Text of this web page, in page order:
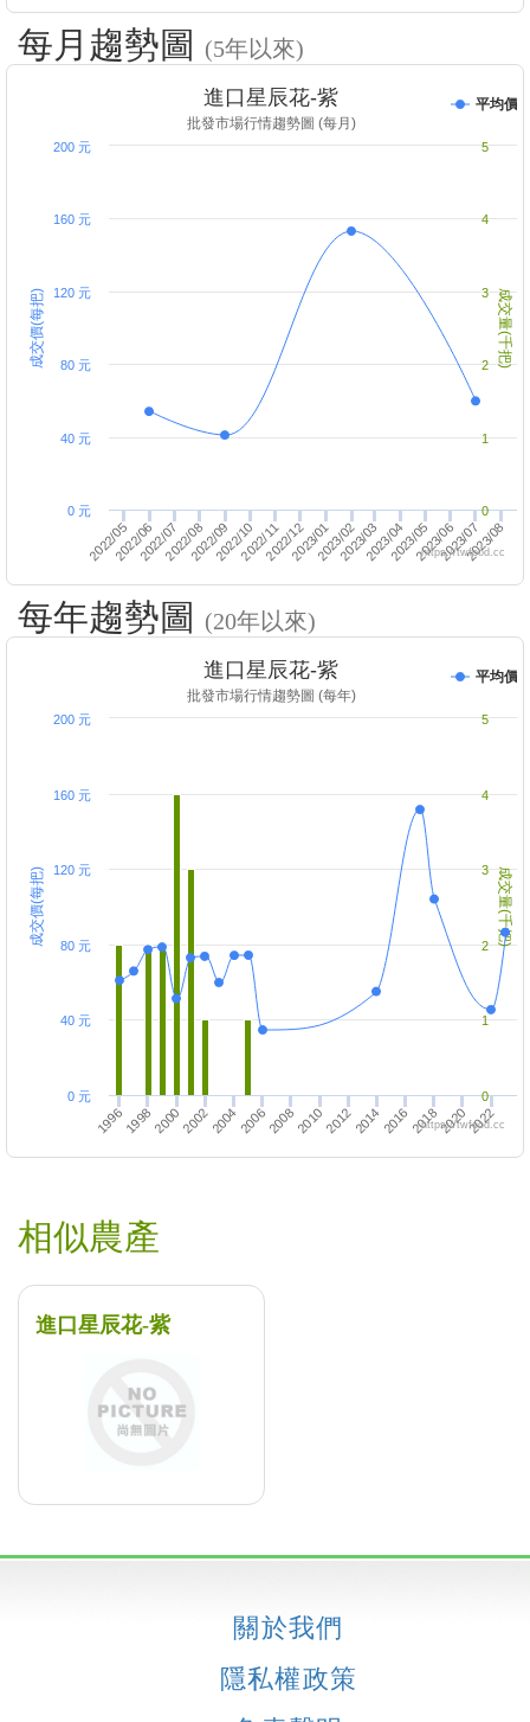
每月趨勢圖 (5年以來)
成交價(每把) 成交量(千把)
進口星辰花-紫
批發市場行情趨勢圖 (每月)
平均價
2022/08
2022/052022/062022/072022/092022/102022/112022/122023/012023/022023/032023/042023/052023/062023/072023/08
0 元
40 元
80 元
120 元
160 元
200 元
0
1
2
3
4
5
https://twfood.cc
每年趨勢圖 (20年以來)
成交價(每把) 成交量(千把)
進口星辰花-紫
批發市場行情趨勢圖 (每年)
平均價
19961998200020022004200620082010201220142016201820202022
0 元
40 元
80 元
120 元
160 元
200 元
0
1
2
3
4
5
https://twfood.cc
相似農產
進口星辰花-紫
關於我們
隱私權政策